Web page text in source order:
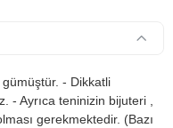
- Dikkatli
- Ayrıca teninizin bijuteri ,
gerekmektedir. (Bazı